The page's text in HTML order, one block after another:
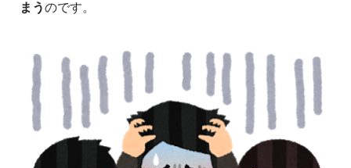
まうのです。